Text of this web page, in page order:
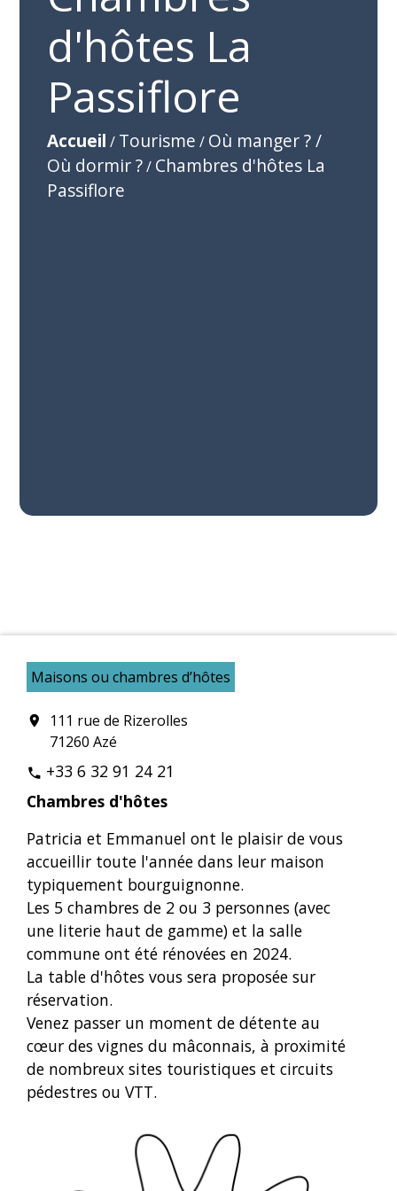
d'hôtes La
Passiflore
Accueil / Tourisme / Où manger ? /
Où dormir ?/ Chambres d'hôtes La
Passiflore
Maisons ou chambres d’hôtes
location_on
111 rue de Rizerolles
71260 Azé
phone +33 6 32 91 24 21
Chambres d'hôtes
Patricia et Emmanuel ont le plaisir de vous
accueillir toute l'année dans leur maison
typiquement bourguignonne.
Les 5 chambres de 2 ou 3 personnes (avec
une literie haut de gamme) et la salle
commune ont été rénovées en 2024.
La table d'hôtes vous sera proposée sur
réservation.
Venez passer un moment de détente au
cœur des vignes du mâconnais, à proximité
de nombreux sites touristiques et circuits
pédestres ou VTT.